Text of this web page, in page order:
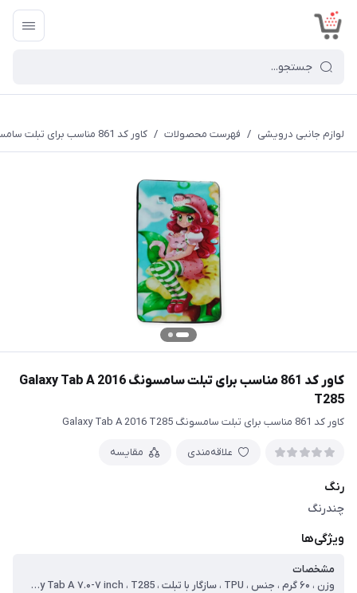
لوازم جانبی درویشی / فهرست محصولات / کاور کد 861 مناسب برای تبلت سامسونگ Galaxy Tab A 2016 T285
کاور کد 861 مناسب برای تبلت سامسونگ Galaxy Tab A 2016
T285
کاور کد 861 مناسب برای تبلت سامسونگ Galaxy Tab A 2016 T285
علاقه‌مندی مقایسه
رنگ
چندرنگ
ویژگی‌ها
مشخصات
وزن ، ۶۰ گرم ، جنس ، TPU ، سازگار با تبلت ، Samsung Galaxy Tab A ۷.۰-۷ inch ، T285 ، ساختار ، مات ، سطح پوشش ، قاب پشتی ، لبه بالایی ، لبه پایینی ، لبه چپ ، لبه راست ، حفاظت از دکمه‌ها ، نوع کیف و کاور تبلت ، کاور